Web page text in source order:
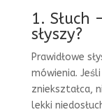
1. Słuch
słyszy?
Prawidłowe
mówienia.
zniekształca,
lekki